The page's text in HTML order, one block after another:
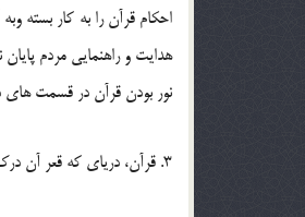
احکام قرآن را به کار بسته
هدایت و راهنمایی مردم
نور بودن قرآن در قسمت های
3. قرآن، دریای که قعر آن درک نمی شود.